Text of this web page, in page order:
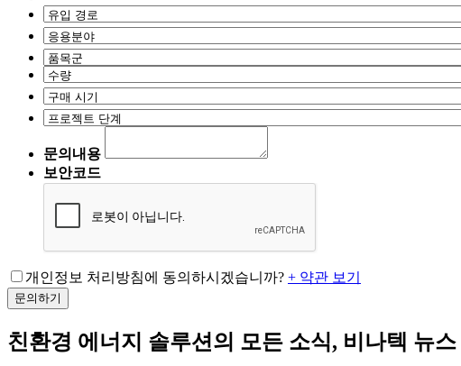
문의내용
보안코드
개인정보 처리방침에 동의하시겠습니까? + 약관 보기
문의하기
친환경 에너지 솔루션의 모든 소식, 비나텍 뉴스